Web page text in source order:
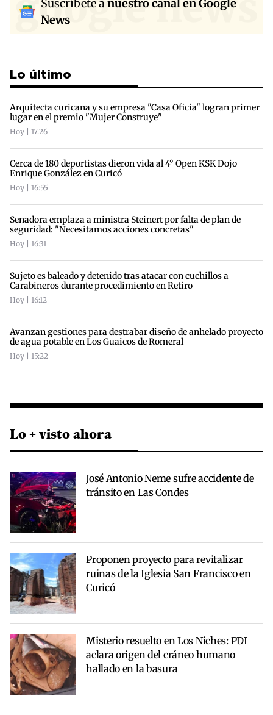
Suscríbete anuestro canal en Google
News
Lo último
Arquitecta curicana y su empresa "Casa Oficia" logran primer
lugar en el premio "Mujer Construye"
Hoy | 17:26
Cerca de 180 deportistas dieron vida al 4° Open KSK Dojo
Enrique González en Curicó
Hoy | 16:55
Senadora emplaza a ministra Steinert por falta de plan de
seguridad: "Necesitamos acciones concretas"
Hoy | 16:31
Sujeto es baleado y detenido tras atacar con cuchillos a
Carabineros durante procedimiento en Retiro
Hoy | 16:12
Avanzan gestiones para destrabar diseño de anhelado proyecto
de agua potable en Los Guaicos de Romeral
Hoy | 15:22
Lo + visto ahora
José Antonio Neme sufre accidente de
tránsito en Las Condes
Proponen proyecto para revitalizar
ruinas de la Iglesia San Francisco en
Curicó
Misterio resuelto en Los Niches: PDI
aclara origen del cráneo humano
hallado en la basura